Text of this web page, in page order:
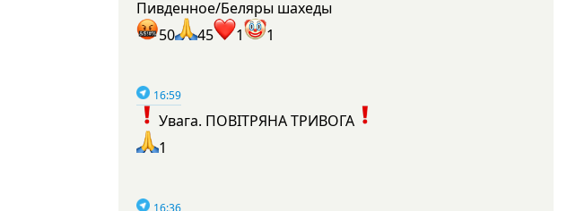
Пивденное/Беляры шахеды
50
45 1 1
16:59
Увага. ПОВІТРЯНА ТРИВОГА
1
16:36